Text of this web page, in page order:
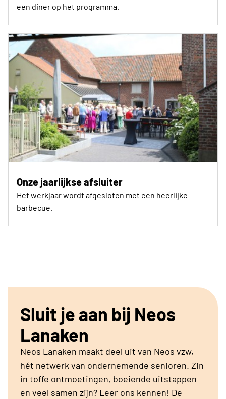
een diner op het programma.
Onze jaarlijkse afsluiter
Het werkjaar wordt afgesloten met een heerlijke
barbecue.
Sluit je aan bij Neos
Lanaken
Neos Lanaken maakt deel uit van Neos vzw,
hét netwerk van ondernemende senioren. Zin
in toffe ontmoetingen, boeiende uitstappen
en veel samen zijn? Leer ons kennen! De